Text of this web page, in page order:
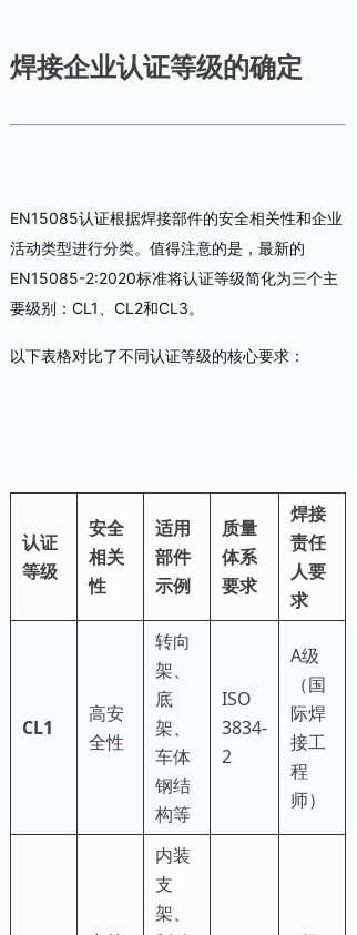
焊接企业认证等级的确定
EN15085认证根据焊接部件的安全相关性和企业
活动类型进行分类。值得注意的是，最新的
EN15085-2:2020标准将认证等级简化为三个主
要级别：CL1、CL2和CL3。
以下表格对比了不同认证等级的核心要求：
认证
等级
安全
相关
性
适用
部件
示例
质量
体系
要求
焊接
责任
人要
求
CL1
高安
全性
转向
架、
底
架、
车体
钢结
构等
ISO
3834-
2
A级
（国
际焊
接工
程
师）
内装
支
架、